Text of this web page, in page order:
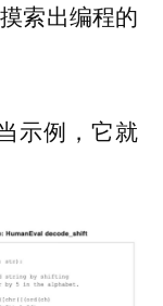
索出编程的
示例，它就